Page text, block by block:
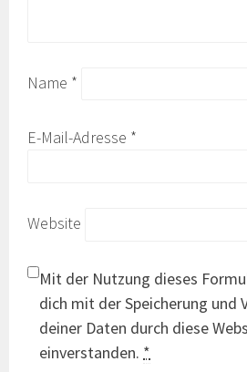
Name *
E-Mail-Adresse *
Website
Mit der Nutzung dieses
dich mit der Speicherung und
deiner Daten durch diese
einverstanden. *